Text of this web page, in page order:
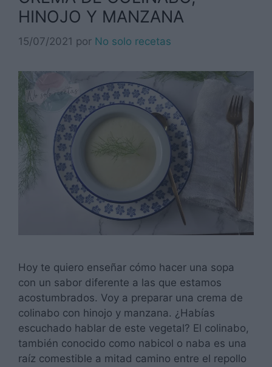
HINOJO Y MANZANA
15/07/2021 por No solo recetas
Hoy te quiero enseñar cómo hacer una sopa
con un sabor diferente a las que estamos
acostumbrados. Voy a preparar una crema de
colinabo con hinojo y manzana. ¿Habías
escuchado hablar de este vegetal? El colinabo,
también conocido como nabicol o naba es una
raíz comestible a mitad camino entre el repollo